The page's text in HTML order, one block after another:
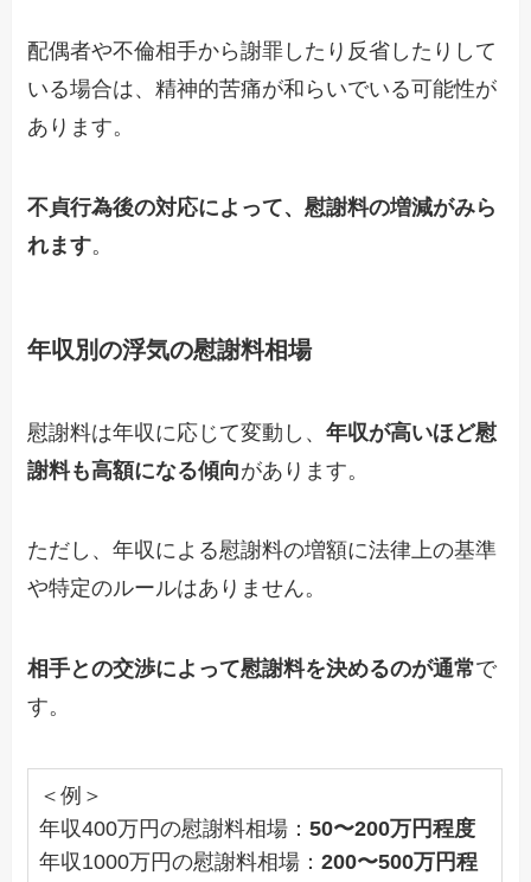
配偶者や不倫相手から謝罪したり反省したりして
いる場合は、精神的苦痛が和らいでいる可能性が
あります。
不貞行為後の対応によって、慰謝料の増減がみら
れます。
年収別の浮気の慰謝料相場
慰謝料は年収に応じて変動し、年収が高いほど慰
謝料も高額になる傾向があります。
​​ただし、年収による慰謝料の増額に法律上の基準
や特定のルールはありません。
相手との交渉によって慰謝料を決めるのが通常で
す。
＜例＞
年収400万円の慰謝料相場：50〜200万円程度
年収1000万円の慰謝料相場：200〜500万円程